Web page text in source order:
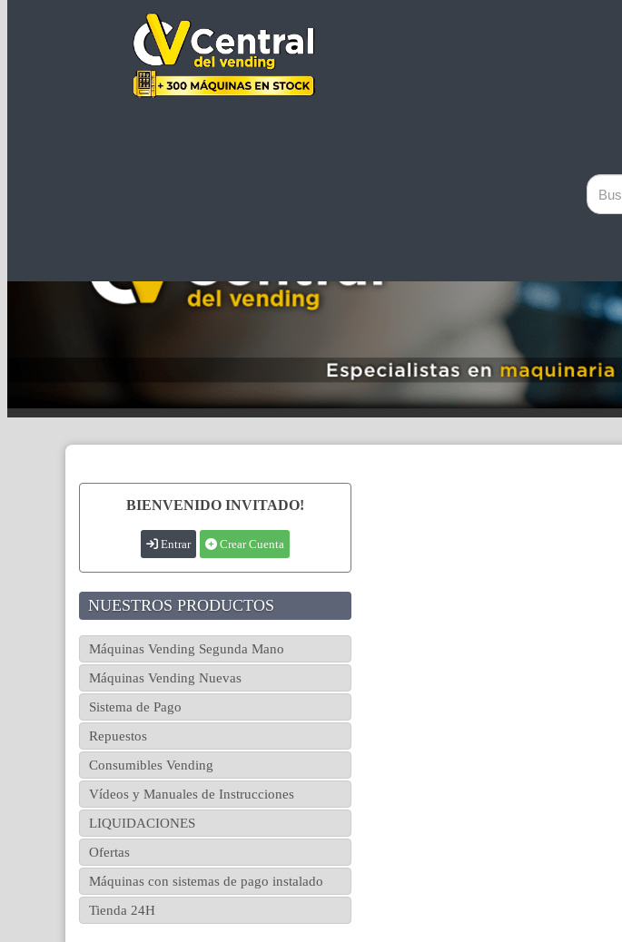
BIENVENIDO INVITADO!
Entrar Crear Cuenta
NUESTROS PRODUCTOS
Máquinas Vending Segunda Mano
Máquinas Vending Nuevas
Sistema de Pago
Repuestos
Consumibles Vending
Vídeos y Manuales de Instrucciones
LIQUIDACIONES
Ofertas
Máquinas con sistemas de pago instalado
Tienda 24H